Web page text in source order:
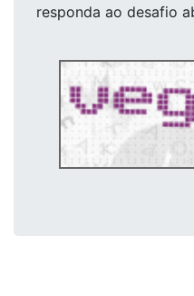
responda ao desafio